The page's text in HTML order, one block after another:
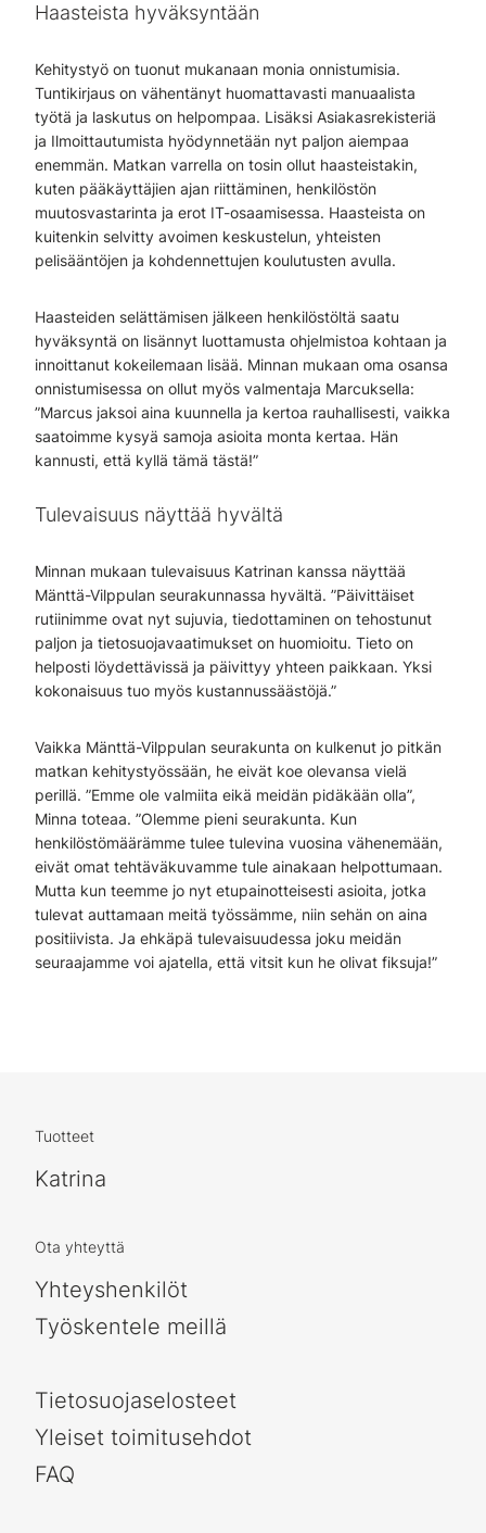
Haasteista hyväksyntään
Kehitystyö on tuonut mukanaan monia onnistumisia.
Tuntikirjaus on vähentänyt huomattavasti manuaalista
työtä ja laskutus on helpompaa. Lisäksi Asiakasrekisteriä
ja Ilmoittautumista hyödynnetään nyt paljon aiempaa
enemmän. Matkan varrella on tosin ollut haasteistakin,
kuten pääkäyttäjien ajan riittäminen, henkilöstön
muutosvastarinta ja erot IT-osaamisessa. Haasteista on
kuitenkin selvitty avoimen keskustelun, yhteisten
pelisääntöjen ja kohdennettujen koulutusten avulla.
Haasteiden selättämisen jälkeen henkilöstöltä saatu
hyväksyntä on lisännyt luottamusta ohjelmistoa kohtaan ja
innoittanut kokeilemaan lisää. Minnan mukaan oma osansa
onnistumisessa on ollut myös valmentaja Marcuksella:
”Marcus jaksoi aina kuunnella ja kertoa rauhallisesti, vaikka
saatoimme kysyä samoja asioita monta kertaa. Hän
kannusti, että kyllä tämä tästä!”
Tulevaisuus näyttää hyvältä
Minnan mukaan tulevaisuus Katrinan kanssa näyttää
Mänttä-Vilppulan seurakunnassa hyvältä. ”Päivittäiset
rutiinimme ovat nyt sujuvia, tiedottaminen on tehostunut
paljon ja tietosuojavaatimukset on huomioitu. Tieto on
helposti löydettävissä ja päivittyy yhteen paikkaan. Yksi
kokonaisuus tuo myös kustannussäästöjä.”
Vaikka Mänttä-Vilppulan seurakunta on kulkenut jo pitkän
matkan kehitystyössään, he eivät koe olevansa vielä
perillä. ”Emme ole valmiita eikä meidän pidäkään olla”,
Minna toteaa. ”Olemme pieni seurakunta. Kun
henkilöstömäärämme tulee tulevina vuosina vähenemään,
eivät omat tehtäväkuvamme tule ainakaan helpottumaan.
Mutta kun teemme jo nyt etupainotteisesti asioita, jotka
tulevat auttamaan meitä työssämme, niin sehän on aina
positiivista. Ja ehkäpä tulevaisuudessa joku meidän
seuraajamme voi ajatella, että vitsit kun he olivat fiksuja!”
Tuotteet
Katrina
Ota yhteyttä
Yhteyshenkilöt
Työskentele meillä
Tietosuojaselosteet
Yleiset toimitusehdot
FAQ